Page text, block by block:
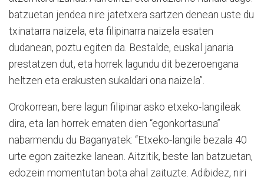
batzuetan jendea nire jatetxera sartzen denean uste du
txinatarra naizela, eta filipinarra naizela esaten
dudanean, poztu egiten da. Bestalde, euskal janaria
prestatzen dut, eta horrek lagundu dit bezeroengana
heltzen eta erakusten sukaldari ona naizela”.
Orokorrean, bere lagun filipinar asko etxeko-langileak
dira, eta lan horrek ematen dien “egonkortasuna”
nabarmendu du Baganyatek: “Etxeko-langile bezala 40
urte egon zaitezke lanean. Aitzitik, beste lan batzuetan,
edozein momentutan bota ahal zaituzte. Adibidez, niri